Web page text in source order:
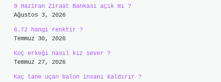
9 Haziran Ziraat Bankası açık mı ?
Ağustos 3, 2026
6.72 hangi renktir ?
Temmuz 30, 2026
Koç erkeği nasıl kız sever ?
Temmuz 27, 2026
Kaç tane uçan balon insanı kaldırır ?